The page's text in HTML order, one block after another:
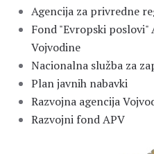
Agencija za privredne
Fond "Evropski
Vojvodine
Nacionalna služba za
Plan javnih nabavki
Razvojna agencija
Razvojni fond APV